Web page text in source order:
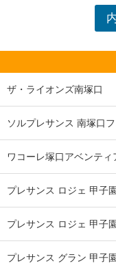
ザ・ライオンズ南塚口
ソルプレサンス 南塚口
ワコーレ塚口アベンティ
プレサンス ロジェ 甲子
プレサンス ロジェ 甲子
プレサンス グラン 甲子